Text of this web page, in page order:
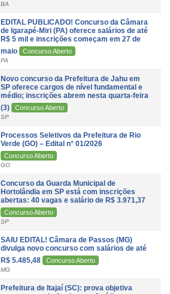
BA
EDITAL PUBLICADO! Concurso da Câmara
de Igarapé-Miri (PA) oferece salários de até
R$ 5 mil e inscrições começam em 27 de
maio
Concurso Aberto
PA
Novo concurso da Prefeitura de Jahu em
SP oferece cargos de nível fundamental e
médio; inscrições abrem nesta quarta-feira
(3)
Concurso Aberto
SP
Processos Seletivos da Prefeitura de Rio
Verde (GO) – Edital n° 01/2026
Concurso Aberto
GO
Concurso da Guarda Municipal de
Hortolândia em SP está com inscrições
abertas: 40 vagas e salário de R$ 3.971,37
Concurso Aberto
SP
SAIU EDITAL! Câmara de Passos (MG)
divulga novo concurso com salários de até
R$ 5.485,48
Concurso Aberto
MG
Prefeitura de Itajaí (SC): prova objetiva